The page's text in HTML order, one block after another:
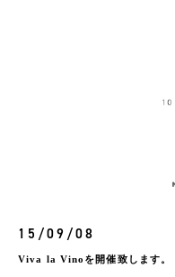
15/09/08
Viva la Vinoを開催致します。